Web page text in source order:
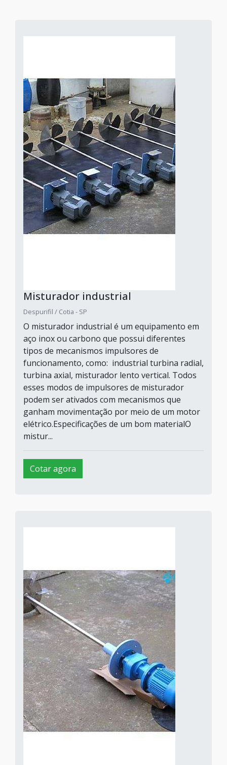
Misturador industrial
Despurifil / Cotia - SP
O misturador industrial é um equipamento em
aço inox ou carbono que possui diferentes
tipos de mecanismos impulsores de
funcionamento, como: industrial turbina radial,
turbina axial, misturador lento vertical. Todos
esses modos de impulsores de misturador
podem ser ativados com mecanismos que
ganham movimentação por meio de um motor
elétrico.Especificações de um bom materialO
mistur...
Cotar agora